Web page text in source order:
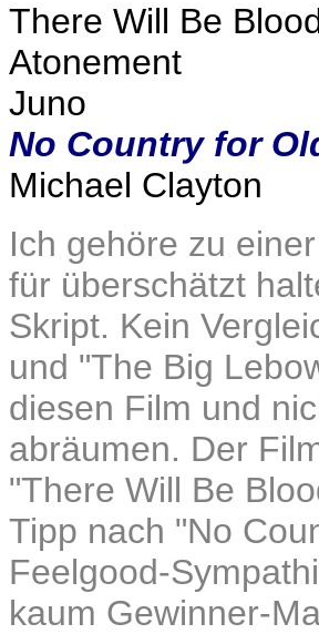
There Will Be
Atonement
Juno
No Country for
Michael Clayton
Ich gehöre zu
für überschätzt
Skript. Kein
und "The Big
diesen Film und
abräumen. Der
"There Will Be
Tipp nach "No
Feelgood-
kaum Gewinner-